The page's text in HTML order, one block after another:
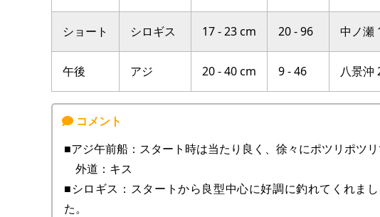
ショート シロギス 17 - 23 cm 20 - 96 中ノ瀬
午後 アジ 20 - 40 cm 9 - 46 八景沖
■アジ午前船：スタート時は当たり良く、徐々にポツリポツ
外道：キス
■シロギス：スタートから良型中心に好調に釣れてくれま
た。